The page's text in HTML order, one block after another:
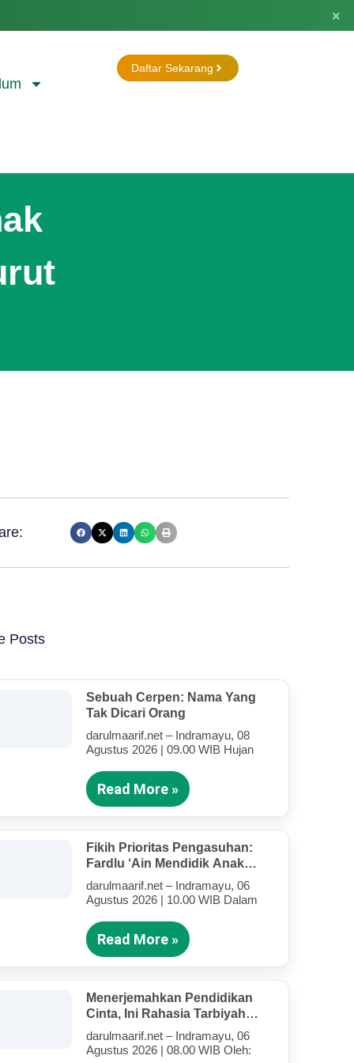
×
Daftar Sekarang
Posts
Sebuah Cerpen: Nama Yang
Tak Dicari Orang
darulmaarif.net – Indramayu, 08
Agustus 2026 | 09.00 WIB Hujan
Read More »
Fikih Prioritas Pengasuhan:
Fardlu ‘Ain Mendidik Anak
Kandung Di Tengah Kesibukan
Mengajar
darulmaarif.net – Indramayu, 06
Agustus 2026 | 10.00 WIB Dalam
Read More »
Menerjemahkan Pendidikan
Cinta, Ini Rahasia Tarbiyah
Rosululloh SAW Bagi Anak-
Anak Yang Terluka (Bagian IV)
darulmaarif.net – Indramayu, 06
Agustus 2026 | 08.00 WIB Oleh: